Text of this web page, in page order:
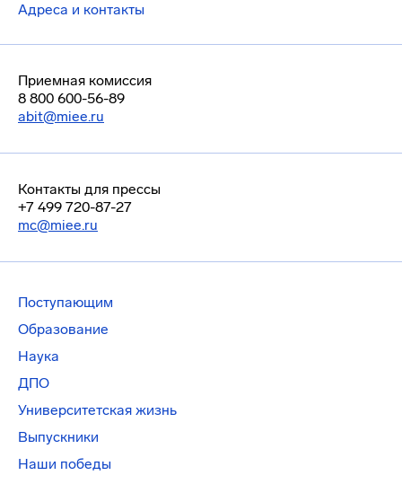
Адреса и контакты
Приемная комиссия
8 800 600-56-89
abit@miee.ru
Контакты для прессы
+7 499 720-87-27
mc@miee.ru
Поступающим
Образование
Наука
ДПО
Университетская жизнь
Выпускники
Наши победы